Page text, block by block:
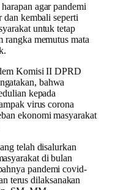
agar pandemi
dan kembali seperti
untuk tetap
rangka memutus mata
Komisi II DPRD
bahwa
kepada
virus corona
ekonomi masyarakat
telah disalurkan
di bulan
pandemi covid-
terus dilaksanakan